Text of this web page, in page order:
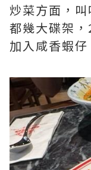
炒菜方面，
都幾大碟架
加入咸香蝦仔